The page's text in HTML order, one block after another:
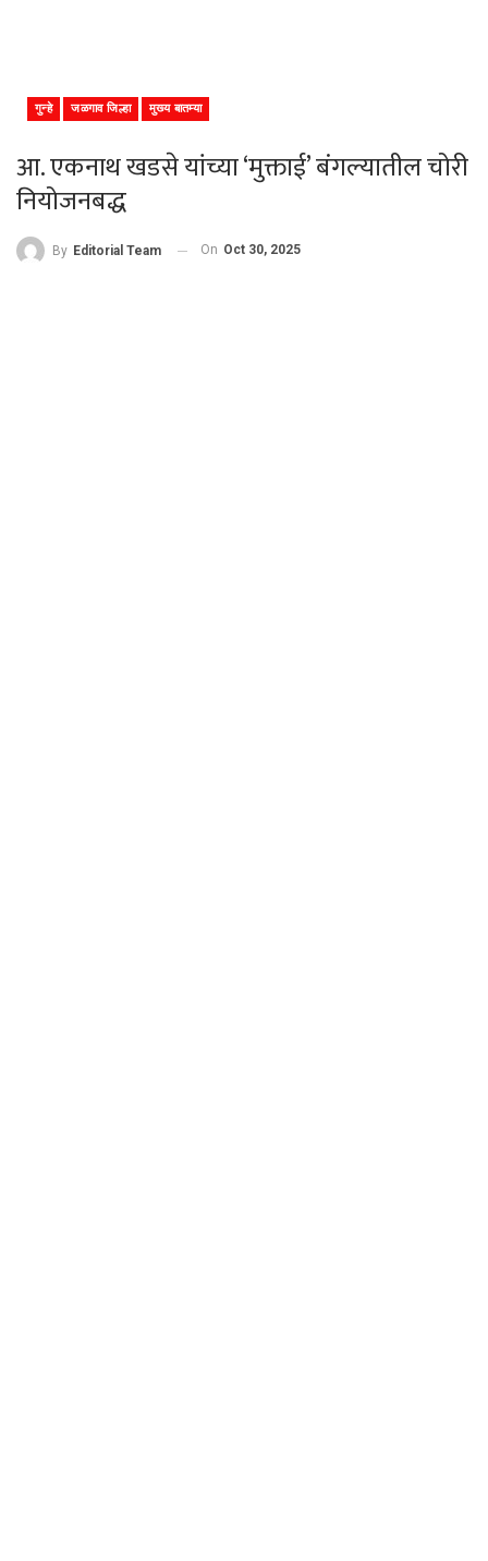
गुन्हे जळगाव जिल्हा मुख्य बातम्या
आ. एकनाथ खडसे यांच्या ‘मुक्ताई’ बंगल्यातील चोरी
नियोजनबद्ध
By Editorial Team On Oct 30, 2025